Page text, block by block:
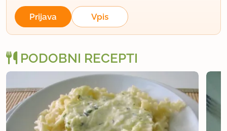
Prijava Vpis
PODOBNI RECEPTI